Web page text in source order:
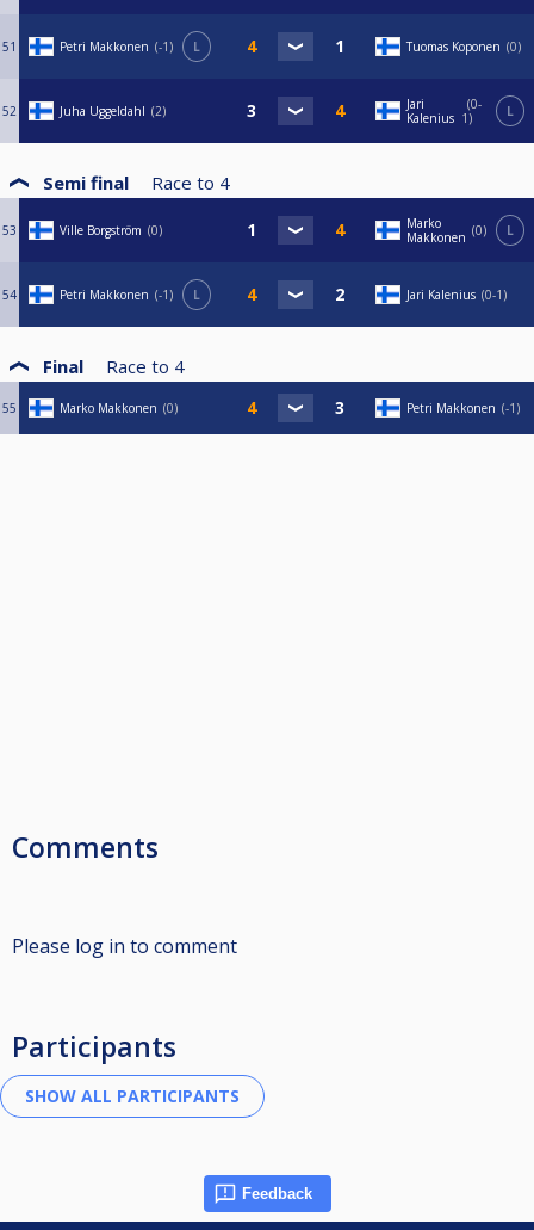
51 Petri Makkonen -1 L Tuomas Koponen 0
52 Juha Uggeldahl 2
Jari
Kalenius
0-
1
L
Semi final Race to 4
53 Ville Borgström 0
Marko
Makkonen
0 L
54 Petri Makkonen -1 L Jari Kalenius 0-1
Final Race to 4
55 Marko Makkonen 0 Petri Makkonen -1
Comments
Please log in to comment
Participants
Feedback